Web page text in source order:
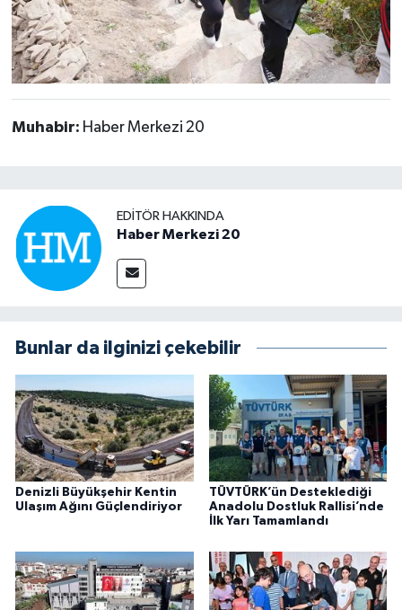
Muhabir: Haber Merkezi 20
EDITÖR HAKKINDA
Haber Merkezi 20
Bunlar da ilginizi çekebilir
Denizli Büyükşehir Kentin
Ulaşım Ağını Güçlendiriyor
TÜVTÜRK’ün Desteklediği
Anadolu Dostluk Rallisi’nde
İlk Yarı Tamamlandı